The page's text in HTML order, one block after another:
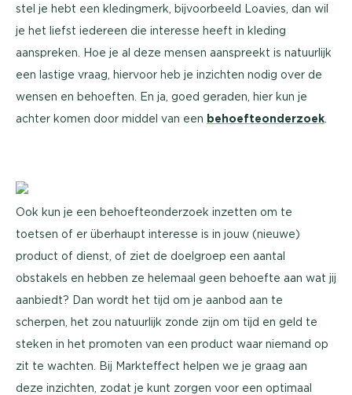
stel je hebt een kledingmerk, bijvoorbeeld Loavies, dan wil
je het liefst iedereen die interesse heeft in kleding
aanspreken. Hoe je al deze mensen aanspreekt is natuurlijk
een lastige vraag, hiervoor heb je inzichten nodig over de
wensen en behoeften. En ja, goed geraden, hier kun je
achter komen door middel van een behoefteonderzoek
Ook kun je een behoefteonderzoek inzetten om te
toetsen of er überhaupt interesse is in jouw (nieuwe)
product of dienst, of ziet de doelgroep een aantal
obstakels en hebben ze helemaal geen behoefte aan wat jij
aanbiedt? Dan wordt het tijd om je aanbod aan te
scherpen, het zou natuurlijk zonde zijn om tijd en geld te
steken in het promoten van een product waar niemand op
zit te wachten. Bij Markteffect helpen we je graag aan
deze inzichten, zodat je kunt zorgen voor een optimaal